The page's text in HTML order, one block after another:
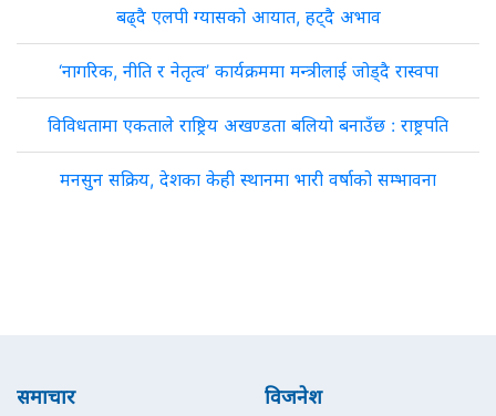
बढ्दै एलपी ग्यासको आयात, हट्दै अभाव
‘नागरिक, नीति र नेतृत्व’ कार्यक्रममा मन्त्रीलाई जोड्दै रास्वपा
विविधतामा एकताले राष्ट्रिय अखण्डता बलियो बनाउँछ : राष्ट्रपति
मनसुन सक्रिय, देशका केही स्थानमा भारी वर्षाको सम्भावना
समाचार विजनेश